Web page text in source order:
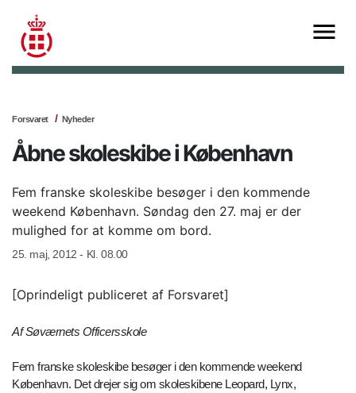
Forsvaret Nyheder
Åbne skoleskibe i København
Fem franske skoleskibe besøger i den kommende
weekend København. Søndag den 27. maj er der
mulighed for at komme om bord.
25. maj, 2012 - Kl. 08.00
[Oprindeligt publiceret af Forsvaret]
Af Søværnets Officersskole
Fem franske skoleskibe besøger i den kommende weekend
København. Det drejer sig om skoleskibene Leopard, Lynx,